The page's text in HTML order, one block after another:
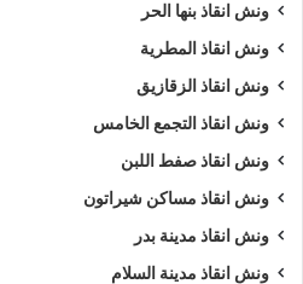
رقم ونش أنقاذ
ريكفري
ونش إنقاذ ونش انقاذ طريق
ونش عربيات
ونش انقاذ بنها الحر
ونش انقاذ المطرية
ونش انقاذ الزقازيق
ونش انقاذ التجمع الخامس
ونش انقاذ صفط اللبن
ونش انقاذ مساكن شيراتون
ونش انقاذ مدينة بدر
ونش انقاذ مدينة السلام